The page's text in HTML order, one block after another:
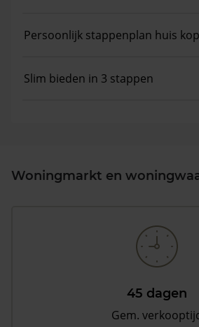
Persoonlijk stappenplan huis
Slim bieden in 3 stappen
Woningmarkt en
45 dagen
Gem.